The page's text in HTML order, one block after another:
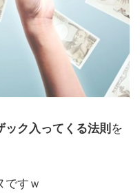
ク入ってくる法則 を
ですｗ